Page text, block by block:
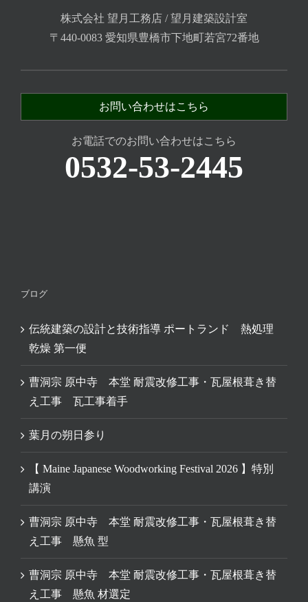
株式会社 望月工務店 / 望月建築設計室
〒440-0083 愛知県豊橋市下地町若宮72番地
お問い合わせはこちら
お電話でのお問い合わせはこちら
0532-53-2445
ブログ
伝統建築の設計と技術指導 ポートランド 熱処理
乾燥 第一便
曹洞宗 原中寺 本堂 耐震改修工事・瓦屋根葺き替
え工事 瓦工事着手
葉月の朔日参り
【 Maine Japanese Woodworking Festival 2026 】特別
講演
曹洞宗 原中寺 本堂 耐震改修工事・瓦屋根葺き替
え工事 懸魚 型
曹洞宗 原中寺 本堂 耐震改修工事・瓦屋根葺き替
え工事 懸魚 材選定